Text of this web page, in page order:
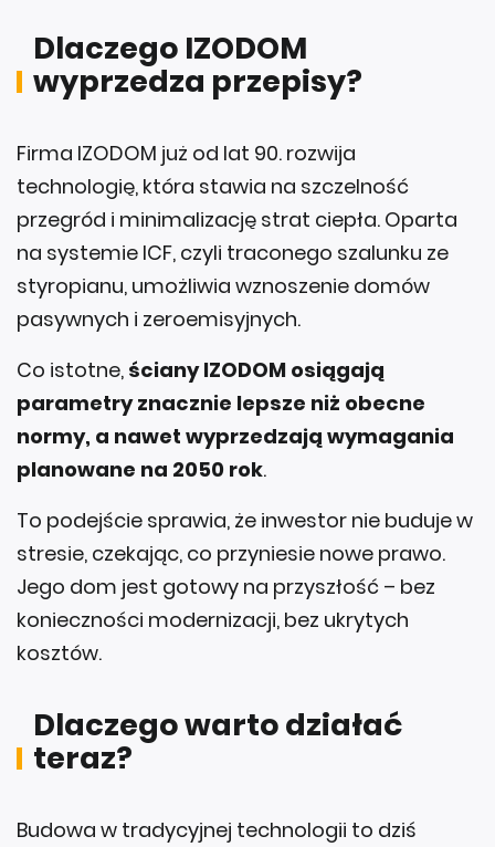
Dlaczego IZODOM
wyprzedza przepisy?
Firma IZODOM już od lat 90. rozwija
technologię, która stawia na szczelność
przegród i minimalizację strat ciepła. Oparta
na systemie ICF, czyli traconego szalunku ze
styropianu, umożliwia wznoszenie domów
pasywnych i zeroemisyjnych.
Co istotne, ściany IZODOM osiągają
parametry znacznie lepsze niż obecne
normy, a nawet wyprzedzają wymagania
planowane na 2050 rok.
To podejście sprawia, że inwestor nie buduje w
stresie, czekając, co przyniesie nowe prawo.
Jego dom jest gotowy na przyszłość – bez
konieczności modernizacji, bez ukrytych
kosztów.
Dlaczego warto działać
teraz?
Budowa w tradycyjnej technologii to dziś